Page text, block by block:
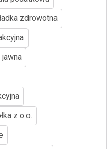
zdrowotna
jawna
z o.o.